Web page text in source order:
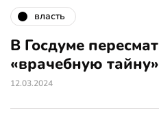
власть
В Госдуме
«врачебную тайну»
12.03.2024